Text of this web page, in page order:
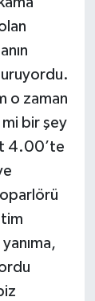
o zaman
bir şey
4.00’te